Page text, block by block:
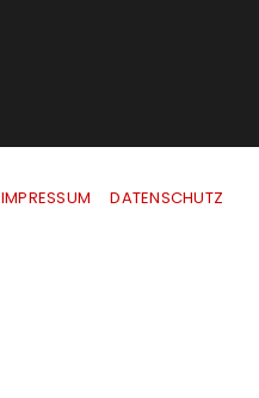
IMPRESSUM |DATENSCHUTZ